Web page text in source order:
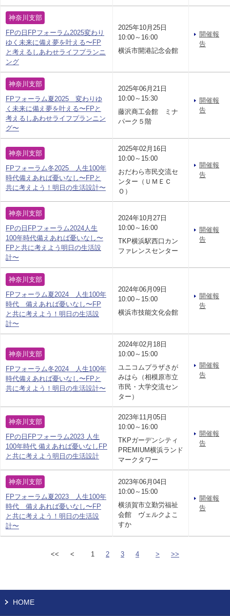
神奈川支部
FPの日FPフォーラム2025変わり
ゆく未来に備え夢を叶える〜FP
と考えるしあわせライフプランニ
ング
2025年10月25日
10:00～16:00
横浜市開港記念会館
開催報
告
神奈川支部
FPフォーラム夏2025 変わりゆ
く未来に備え夢を叶える〜FPと
考えるしあわせライフプランニン
グ〜
2025年06月21日
10:00～15:30
藤沢商工会館 ミナ
パーク５階
開催報
告
神奈川支部
FPフォーラム冬2025 人生100年
時代備えあれば憂いなし〜FPと
共に考えよう！明日の生活設計〜
2025年02月16日
10:00～15:00
おだわら市民交流セ
ンター（ＵＭＥＣ
Ｏ）
開催報
告
神奈川支部
FPの日FPフォーラム2024人生
100年時代備えあれば憂いなし〜
FPと共に考えよう明日の生活設
計〜
2024年10月27日
10:00～16:00
TKP横浜駅西口カン
ファレンスセンター
開催報
告
神奈川支部
FPフォーラム夏2024 人生100年
時代 備えあれば憂いなし〜FP
と共に考えよう！明日の生活設
計〜
2024年06月09日
10:00～15:00
横浜市技能文化会館
開催報
告
神奈川支部
FPフォーラム冬2024 人生100年
時代備えあれば憂いなし〜FPと
共に考えよう！明日の生活設計〜
2024年02月18日
10:00～15:00
ユニコムプラザさが
みはら（相模原市立
市民・大学交流セン
ター）
開催報
告
神奈川支部
FPの日FPフォーラム2023 人生
100年時代 備えあれば憂いなしFP
と共に考えよう明日の生活設計
2023年11月05日
10:00～16:00
TKPガーデンシティ
PREMIUM横浜ランド
マークタワー
開催報
告
神奈川支部
FPフォーラム夏2023 人生100年
時代 備えあれば憂いなし〜FP
と共に考えよう！明日の生活設
計〜
2023年06月04日
10:00～15:00
横須賀市立勤労福祉
会館 ヴェルクよこ
すか
開催報
告
<< < 1 2 3 4 > >>
HOME